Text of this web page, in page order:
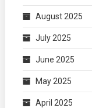
August 2025
July 2025
June 2025
May 2025
April 2025